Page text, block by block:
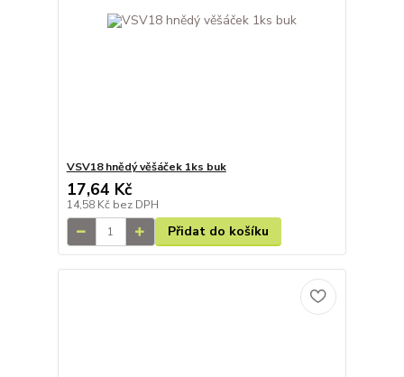
VSV18 hnědý věšáček 1ks buk
17,64 Kč
14,58 Kč bez DPH
Přidat do košíku